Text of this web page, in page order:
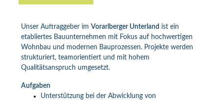
Unser Auftraggeber im Vorarlberger Unterland ist ein
etabliertes Bauunternehmen mit Fokus auf hochwertigen
Wohnbau und modernen Bauprozessen. Projekte werden
strukturiert, teamorientiert und mit hohem
Qualitätsanspruch umgesetzt.
Aufgaben
Unterstützung bei der Abwicklung von